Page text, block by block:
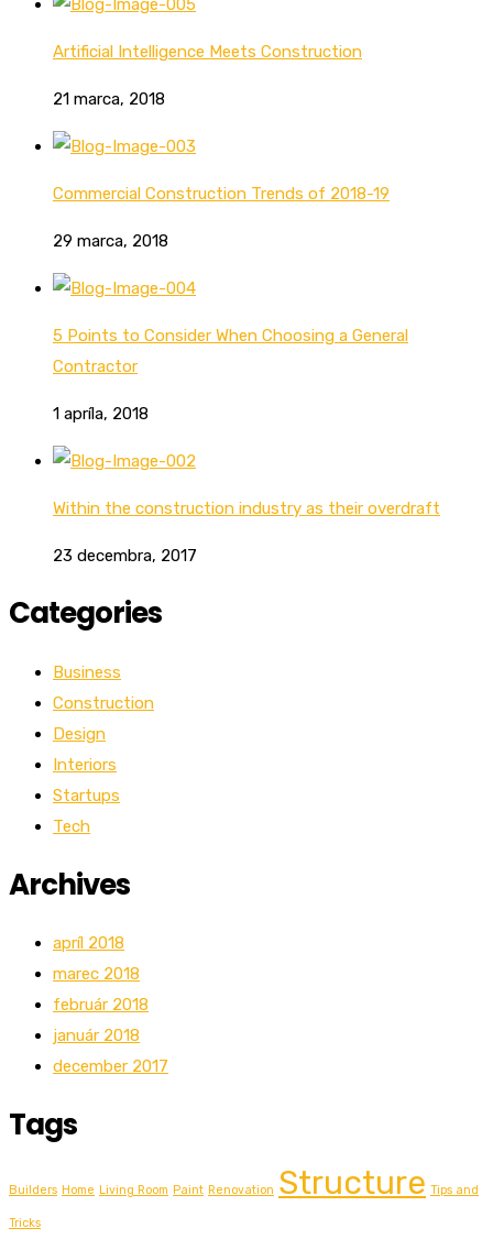
Artificial Intelligence Meets Construction
21 marca, 2018
Commercial Construction Trends of 2018-19
29 marca, 2018
5 Points to Consider When Choosing a General
Contractor
1 apríla, 2018
Within the construction industry as their overdraft
23 decembra, 2017
Categories
Business
Construction
Design
Interiors
Startups
Tech
Archives
apríl 2018
marec 2018
február 2018
január 2018
december 2017
Tags
Builders Home Living Room Paint Renovation Structure Tips and
Tricks